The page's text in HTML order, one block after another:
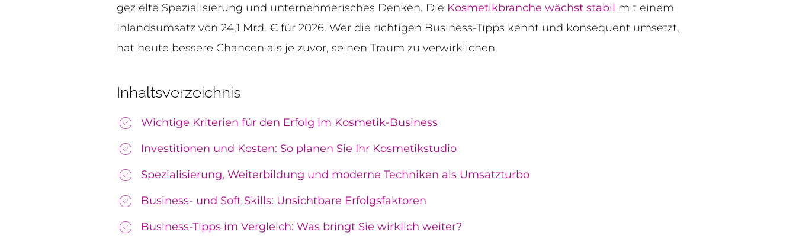
gezielte Spezialisierung und unternehmerisches Denken. Die Kosmetikbranche wächst stabil mit einem
Inlandsumsatz von 24,1 Mrd. € für 2026. Wer die richtigen Business-Tipps kennt und konsequent umsetzt,
hat heute bessere Chancen als je zuvor, seinen Traum zu verwirklichen.
Inhaltsverzeichnis
Wichtige Kriterien für den Erfolg im Kosmetik-Business
Investitionen und Kosten: So planen Sie Ihr Kosmetikstudio
Spezialisierung, Weiterbildung und moderne Techniken als Umsatzturbo
Business- und Soft Skills: Unsichtbare Erfolgsfaktoren
Business-Tipps im Vergleich: Was bringt Sie wirklich weiter?